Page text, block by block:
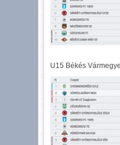
U15 Békés